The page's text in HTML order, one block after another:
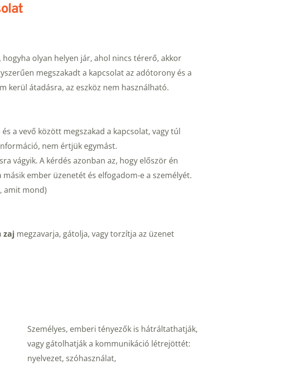
olyan helyen jár, ahol nincs térerő, akkor
megszakadt a kapcsolat az adótorony és a
kerül átadásra, az eszköz nem használható.
a vevő között megszakad a kapcsolat, vagy túl
nem értjük egymást.
vágyik. A kérdés azonban az, hogy először én
ember üzenetét és elfogadom-e a személyét.
amit mond)
zaj megzavarja, gátolja, vagy torzítja az üzenet
Személyes, emberi tényezők is hátráltathatják,
vagy gátolhatják a kommunikáció létrejöttét:
nyelvezet, szóhasználat,